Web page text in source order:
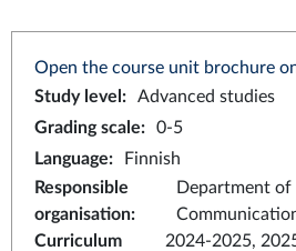
Open the course unit brochure
Study level :
Advanced studies
Grading scale:
0-5
Language:
Finnish
Responsible
organisation:
Department of
Curriculum
2024-2025,